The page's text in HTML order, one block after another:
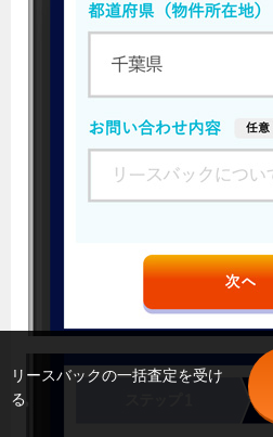
リースバックの一括査定を受け
る